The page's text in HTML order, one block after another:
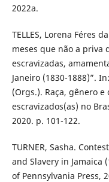
2022a.
TELLES, Lorena Féres
meses que não a priva
escravizadas,
Janeiro (1830-1888)”.
(Orgs.). Raça, gênero
escravizados(as) no
2020. p. 101-122.
TURNER, Sasha.
and Slavery in Jamaica
of Pennsylvania Press,